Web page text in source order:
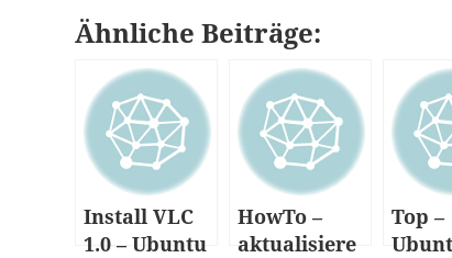
Ähnliche Beiträge:
Install VLC
1.0 – Ubuntu
HowTo –
aktualisiere
Top –